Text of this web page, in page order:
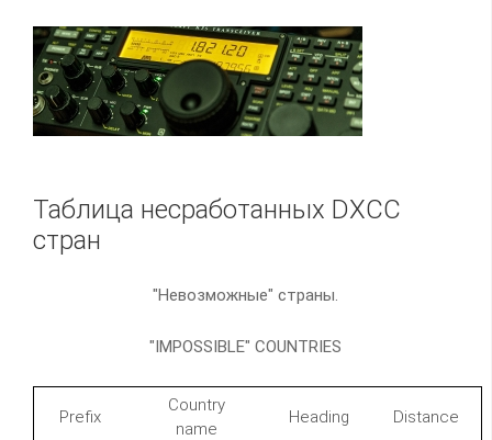
Таблица несработанных DXCC
стран
"Невозможные" страны.
"IMPOSSIBLE" COUNTRIES
Prefix
Country
name
Heading Distance